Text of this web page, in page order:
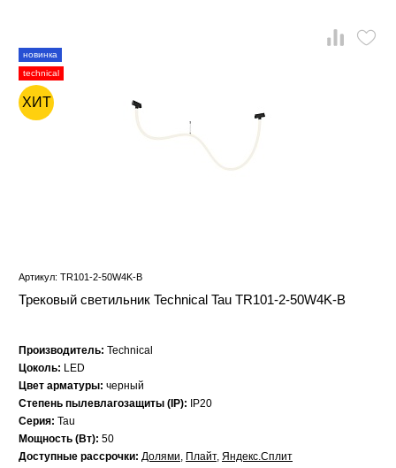
новинка
technical
ХИТ
Артикул: TR101-2-50W4K-B
Трековый светильник Technical Tau TR101-2-50W4K-B
Производитель: Technical
Цоколь: LED
Цвет арматуры: черный
Степень пылевлагозащиты (IP):
IP20
Серия: Tau
Мощность (Вт): 50
Доступные рассрочки: Долями, Плайт, Яндекс.Сплит